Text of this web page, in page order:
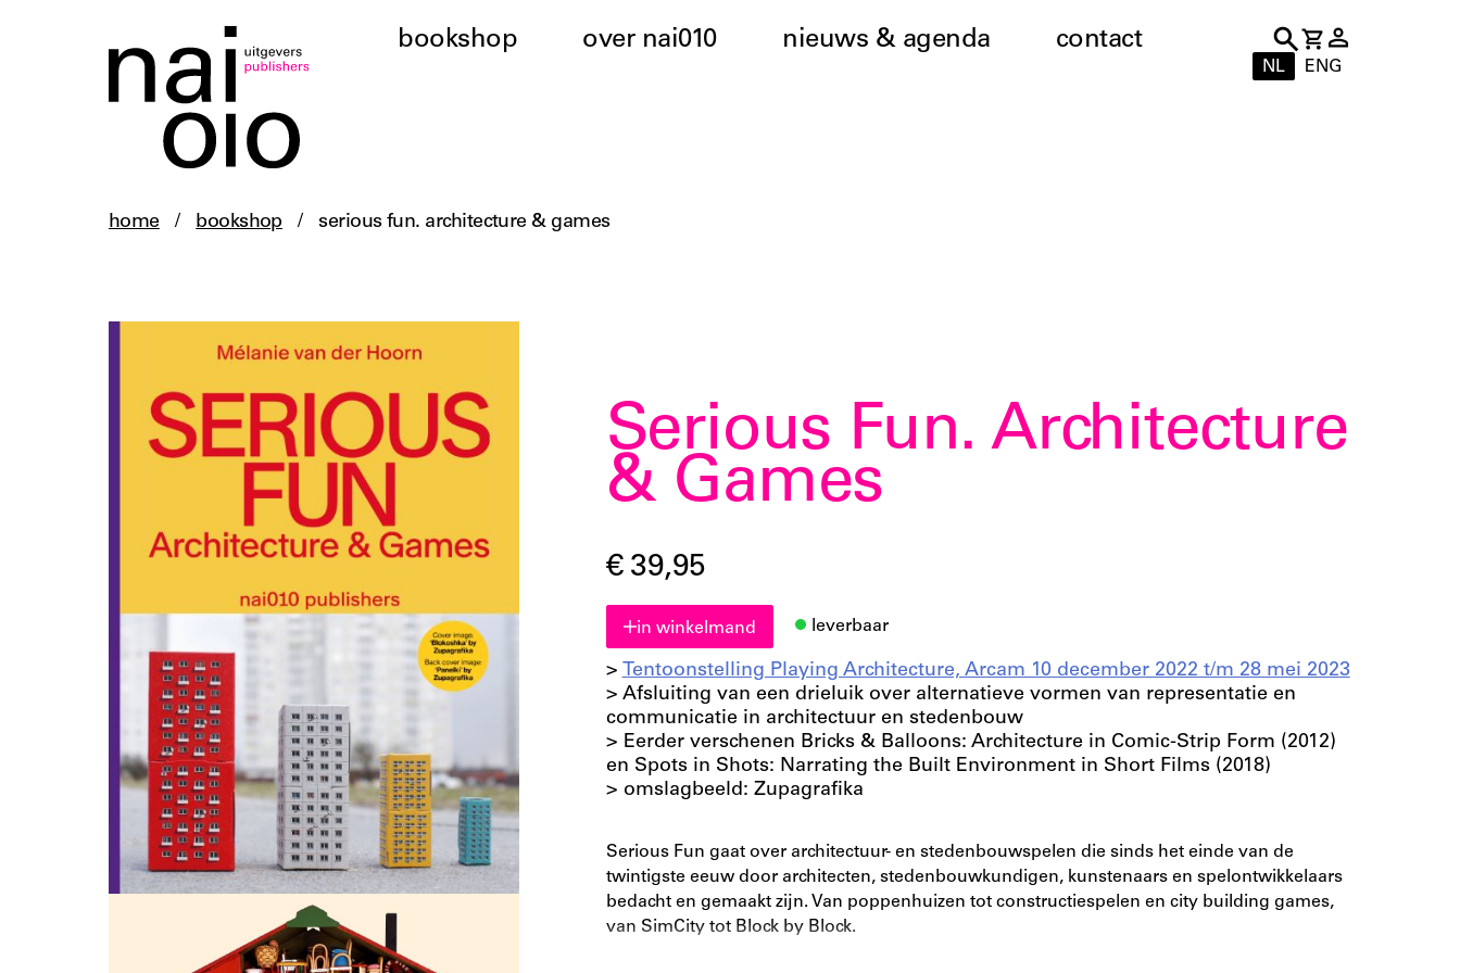
bookshop over nai010 nieuws & agenda contact
NL ENG
home / bookshop / serious fun. architecture & games
Serious Fun. Architecture
& Games
€ 39,95
in winkelmand leverbaar
> Tentoonstelling Playing Architecture, Arcam 10 december 2022 t/m 28 mei 2023
> Afsluiting van een drieluik over alternatieve vormen van representatie en
communicatie in architectuur en stedenbouw
> Eerder verschenen Bricks & Balloons: Architecture in Comic-Strip Form (2012)
en Spots in Shots: Narrating the Built Environment in Short Films (2018)
> omslagbeeld: Zupagrafika
Serious Fun gaat over architectuur- en stedenbouwspelen die sinds het einde van de
twintigste eeuw door architecten, stedenbouwkundigen, kunstenaars en spelontwikkelaars
bedacht en gemaakt zijn. Van poppenhuizen tot constructiespelen en city building games,
van SimCity tot Block by Block.